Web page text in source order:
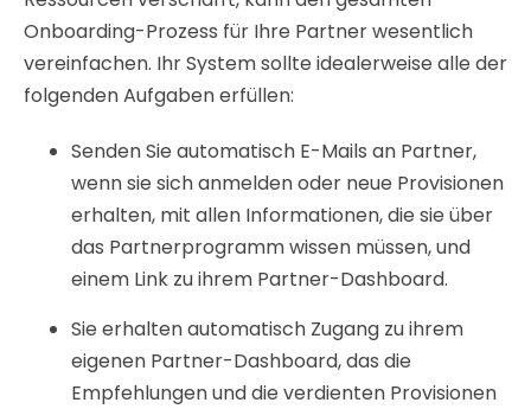
Onboarding-Prozess für Ihre Partner wesentlich
vereinfachen. Ihr System sollte idealerweise alle der
folgenden Aufgaben erfüllen:
Senden Sie automatisch E-Mails an Partner,
wenn sie sich anmelden oder neue Provisionen
erhalten, mit allen Informationen, die sie über
das Partnerprogramm wissen müssen, und
einem Link zu ihrem Partner-Dashboard.
Sie erhalten automatisch Zugang zu ihrem
eigenen Partner-Dashboard, das die
Empfehlungen und die verdienten Provisionen